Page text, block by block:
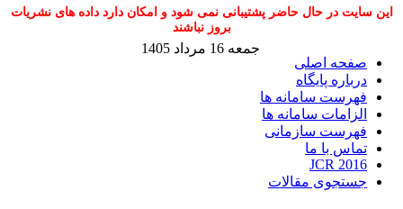
این سایت در حال حاضر پشتیبانی نمی شود و امکان دارد داده های نشریات
بروز نباشند
صفحه اصلی
درباره پایگاه
فهرست سامانه ها
الزامات سامانه ها
فهرست سازمانی
تماس با ما
JCR 2016
جستجوی مقالات
جمعه 16 مرداد 1405